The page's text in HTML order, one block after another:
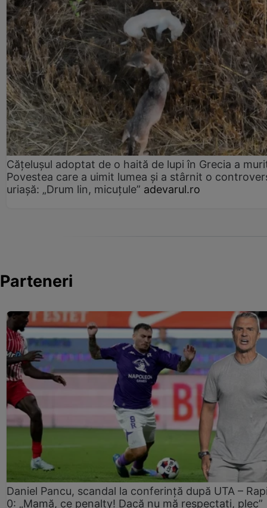
Cățelușul adoptat de o haită de lupi în Grecia a
Povestea care a uimit lumea și a stârnit o
uriașă: „Drum lin, micuțule” adevarul.ro
Parteneri
Daniel Pancu, scandal la conferință după UTA –
0: „Mamă, ce penalty! Dacă nu mă respectați, plec”